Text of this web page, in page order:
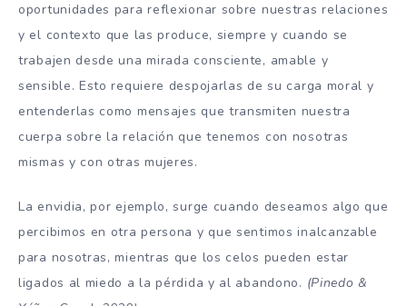
oportunidades para reflexionar sobre nuestras relaciones
y el contexto que las produce, siempre y cuando se
trabajen desde una mirada consciente, amable y
sensible. Esto requiere despojarlas de su carga moral y
entenderlas como mensajes que transmiten nuestra
cuerpa sobre la relación que tenemos con nosotras
mismas y con otras mujeres.
La envidia, por ejemplo, surge cuando deseamos algo que
percibimos en otra persona y que sentimos inalcanzable
para nosotras, mientras que los celos pueden estar
ligados al miedo a la pérdida y al abandono. (Pinedo &